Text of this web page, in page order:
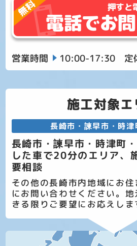
押すと
電話でお
営業時間 10:00-17:30 定
施工対象エ
長崎市・諫早市・時津
長崎市・諫早市・時津町
した車で20分のエリア、
要相談
その他の長崎市内地域にお
にお問い合わせください。
きる限りご要望にお応えしま